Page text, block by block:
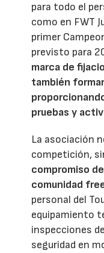
para todo el
como en FWT
primer
previsto para
marca de
también
pruebas y
La asociación
competición,
compromiso
comunidad
personal del
equipamiento
inspecciones
seguridad en